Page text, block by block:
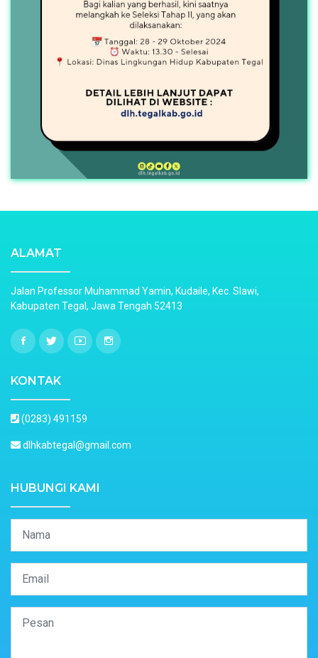
ALAMAT
Jalan Professor Muhammad Yamin, Kudaile, Kec. Slawi,
Kabupaten Tegal, Jawa Tengah 52413
KONTAK
(0283) 491159
dlhkabtegal@gmail.com
HUBUNGI KAMI